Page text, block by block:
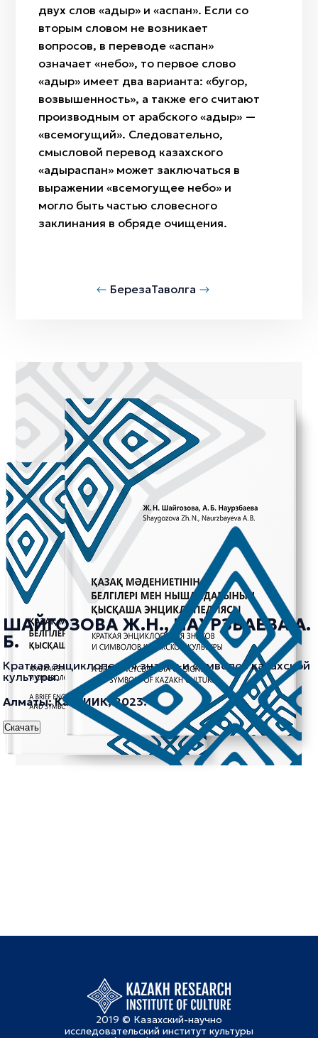
двух слов «адыр» и «аспан». Если со
вторым словом не возникает
вопросов, в переводе «аспан»
означает «небо», то первое слово
«адыр» имеет два варианта: «бугор,
возвышенность», а также его считают
производным от арабского «қадыр» —
«всемогущий». Следовательно,
смысловой перевод казахского
«адыраспан» может заключаться в
выражении «всемогущее небо» и
могло быть частью словесного
заклинания в обряде очищения.
БерезаТаволга
ШАЙГОЗОВА Ж.Н., НАУРЗБАЕВА А.
Б.
Краткая энциклопедия знаков и символов казахской
культуры.
Алматы: КазНИИК, 2023.
Скачать
2019 © Казахский-научно
исследовательский институт культуры